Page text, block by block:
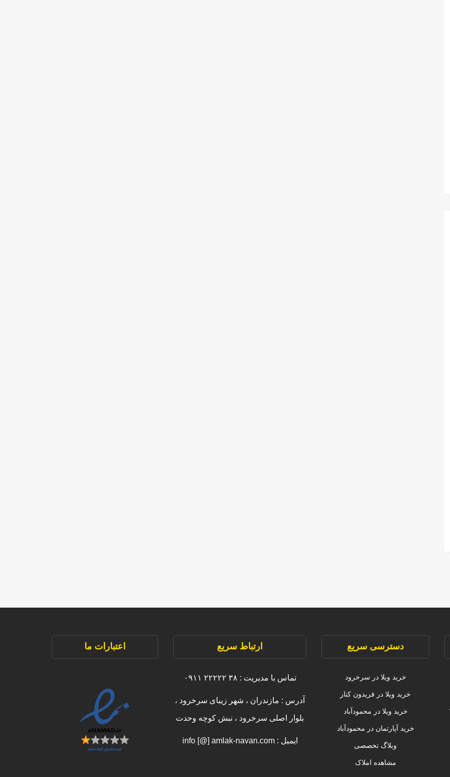
دسترسی سریع
خرید ویلا در سرخرود
خرید ویلا در فریدون کنار
خرید ویلا در محمودآباد
خرید آپارتمان در محمودآباد
وبلاگ تخصصی
مشاهده املاک
ارتباط سریع
تماس با مدیریت : ۳۸ ۲۲۲۲۲ ۰۹۱۱
آدرس : مازندران ، شهر زیبای سرخرود ،
بلوار اصلی سرخرود ، نبش کوچه وحدت
ایمیل : info [@] amlak-navan.com
اعتبارات ما